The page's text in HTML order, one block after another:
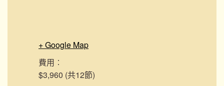
+ Google Map
費用︰
$3,960 (共12節)